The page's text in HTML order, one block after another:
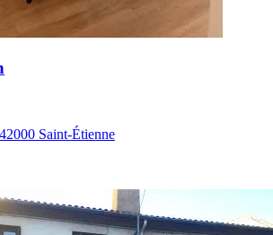
Saint-Étienne